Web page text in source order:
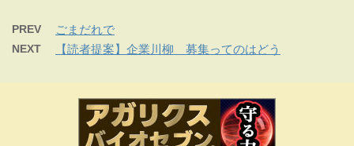
PREV ごまだれで
NEXT 【読者提案】企業川柳 募集ってのはどう